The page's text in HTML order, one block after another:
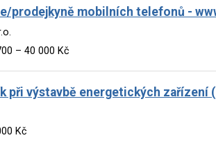
prodejkyně mobilních telefonů -
– 40 000 Kč
při výstavbě energetických zařízení
Kč